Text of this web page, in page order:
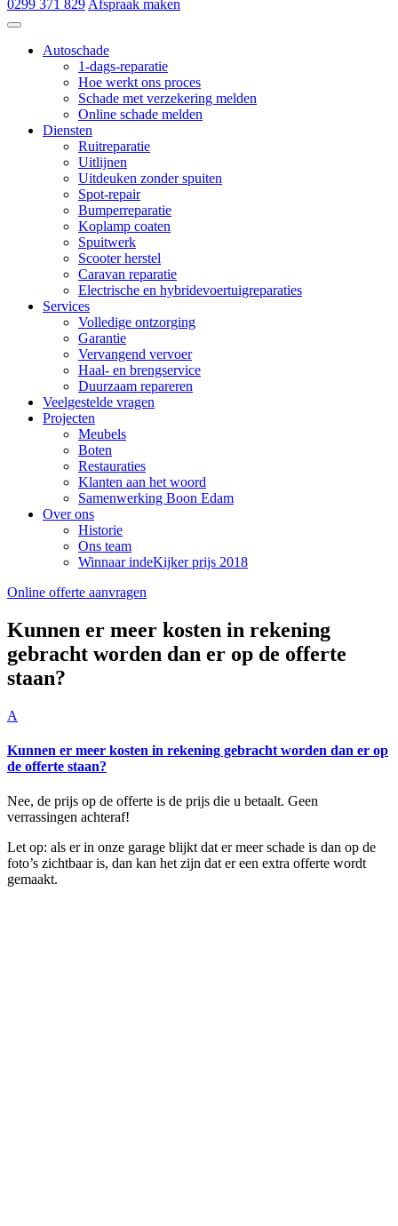
0299 371 829 Afspraak maken
Autoschade
1-dags-reparatie
Hoe werkt ons proces
Schade met verzekering melden
Online schade melden
Diensten
Ruitreparatie
Uitlijnen
Uitdeuken zonder spuiten
Spot-repair
Bumperreparatie
Koplamp coaten
Spuitwerk
Scooter herstel
Caravan reparatie
Electrische en hybridevoertuigreparaties
Services
Volledige ontzorging
Garantie
Vervangend vervoer
Haal- en brengservice
Duurzaam repareren
Veelgestelde vragen
Projecten
Meubels
Boten
Restauraties
Klanten aan het woord
Samenwerking Boon Edam
Over ons
Historie
Ons team
Winnaar indeKijker prijs 2018
Online offerte aanvragen
Kunnen er meer kosten in rekening
gebracht worden dan er op de offerte
staan?
A
Kunnen er meer kosten in rekening gebracht worden dan er op
de offerte staan?
Nee, de prijs op de offerte is de prijs die u betaalt. Geen
verrassingen achteraf!
Let op: als er in onze garage blijkt dat er meer schade is dan op de
foto’s zichtbaar is, dan kan het zijn dat er een extra offerte wordt
gemaakt.